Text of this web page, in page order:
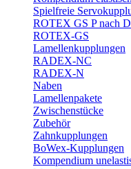
Spielfreie
ROTEX GS P nach
ROTEX-GS
Lamellenkupplungen
RADEX-NC
RADEX-N
Naben
Lamellenpakete
Zwischenstücke
Zubehör
Zahnkupplungen
BoWex-Kupplungen
Kompendium